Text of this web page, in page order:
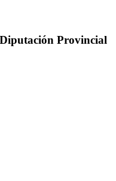
Provincial